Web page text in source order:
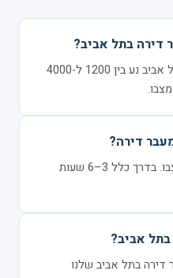
דירה בתל אביב?
מחיר ניקיון לפני מעבר דירה בתל אביב נע בין 1200 ל-4000
דירה?
משך הזמן תלוי בגודל הנכס ומצבו. בדרך כלל 3–6 שעות
אביב?
דירה בתל אביב שלנו